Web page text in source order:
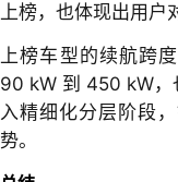
上榜，也体现出用户
上榜车型的续航跨
90 kW 到 450 kW，
入精细化分层阶段
势。